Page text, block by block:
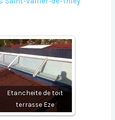
Etancheite de toit
terrasse Eze